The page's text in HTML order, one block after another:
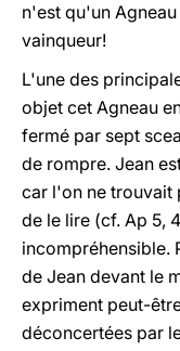
n'est qu'un
vainqueur!
L'une des
objet cet Agneau
fermé par sept
de rompre. Jean
car l'on ne trouvait
de le lire (cf. Ap 5,
incompréhensible.
de Jean devant le
expriment peut-
déconcertées par